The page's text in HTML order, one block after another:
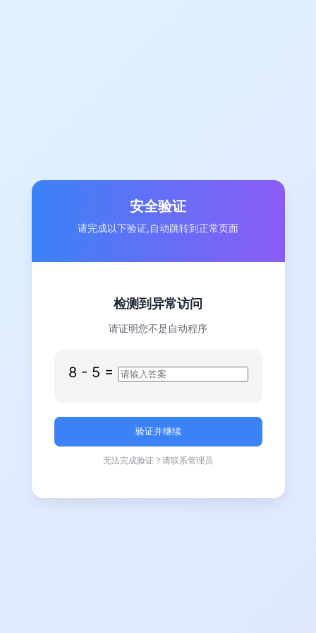
安全验证
请完成以下验证,自动跳转到正常页面
检测到异常访问
请证明您不是自动程序
8 - 5 =
无法完成验证？请联系管理员